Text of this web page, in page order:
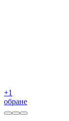
+1
обране